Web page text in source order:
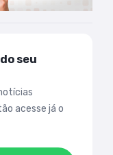
seu
acesse já o